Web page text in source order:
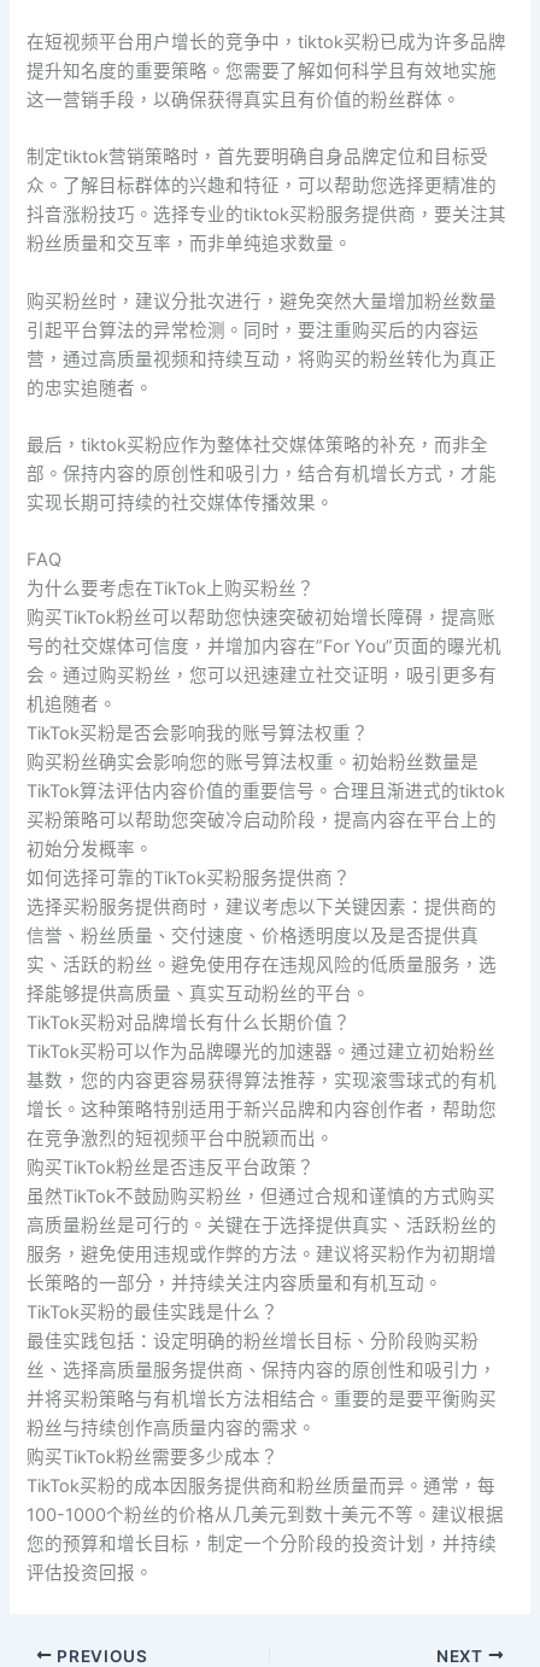
在短视频平台用户增长的竞争中，tiktok买粉已成为许多品牌
提升知名度的重要策略。您需要了解如何科学且有效地实施
这一营销手段，以确保获得真实且有价值的粉丝群体。
制定tiktok营销策略时，首先要明确自身品牌定位和目标受
众。了解目标群体的兴趣和特征，可以帮助您选择更精准的
抖音涨粉技巧。选择专业的tiktok买粉服务提供商，要关注其
粉丝质量和交互率，而非单纯追求数量。
购买粉丝时，建议分批次进行，避免突然大量增加粉丝数量
引起平台算法的异常检测。同时，要注重购买后的内容运
营，通过高质量视频和持续互动，将购买的粉丝转化为真正
的忠实追随者。
最后，tiktok买粉应作为整体社交媒体策略的补充，而非全
部。保持内容的原创性和吸引力，结合有机增长方式，才能
实现长期可持续的社交媒体传播效果。
FAQ
为什么要考虑在TikTok上购买粉丝？
购买TikTok粉丝可以帮助您快速突破初始增长障碍，提高账
号的社交媒体可信度，并增加内容在”For You”页面的曝光机
会。通过购买粉丝，您可以迅速建立社交证明，吸引更多有
机追随者。
TikTok买粉是否会影响我的账号算法权重？
购买粉丝确实会影响您的账号算法权重。初始粉丝数量是
TikTok算法评估内容价值的重要信号。合理且渐进式的tiktok
买粉策略可以帮助您突破冷启动阶段，提高内容在平台上的
初始分发概率。
如何选择可靠的TikTok买粉服务提供商？
选择买粉服务提供商时，建议考虑以下关键因素：提供商的
信誉、粉丝质量、交付速度、价格透明度以及是否提供真
实、活跃的粉丝。避免使用存在违规风险的低质量服务，选
择能够提供高质量、真实互动粉丝的平台。
TikTok买粉对品牌增长有什么长期价值？
TikTok买粉可以作为品牌曝光的加速器。通过建立初始粉丝
基数，您的内容更容易获得算法推荐，实现滚雪球式的有机
增长。这种策略特别适用于新兴品牌和内容创作者，帮助您
在竞争激烈的短视频平台中脱颖而出。
购买TikTok粉丝是否违反平台政策？
虽然TikTok不鼓励购买粉丝，但通过合规和谨慎的方式购买
高质量粉丝是可行的。关键在于选择提供真实、活跃粉丝的
服务，避免使用违规或作弊的方法。建议将买粉作为初期增
长策略的一部分，并持续关注内容质量和有机互动。
TikTok买粉的最佳实践是什么？
最佳实践包括：设定明确的粉丝增长目标、分阶段购买粉
丝、选择高质量服务提供商、保持内容的原创性和吸引力，
并将买粉策略与有机增长方法相结合。重要的是要平衡购买
粉丝与持续创作高质量内容的需求。
购买TikTok粉丝需要多少成本？
TikTok买粉的成本因服务提供商和粉丝质量而异。通常，每
100-1000个粉丝的价格从几美元到数十美元不等。建议根据
您的预算和增长目标，制定一个分阶段的投资计划，并持续
评估投资回报。
PREVIOUS NEXT